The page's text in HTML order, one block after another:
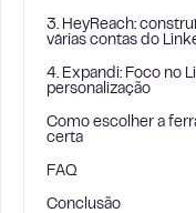
3. HeyReach:
várias contas do
4. Expandi: Foco no
personalização
Como escolher a
certa
FAQ
Conclusão